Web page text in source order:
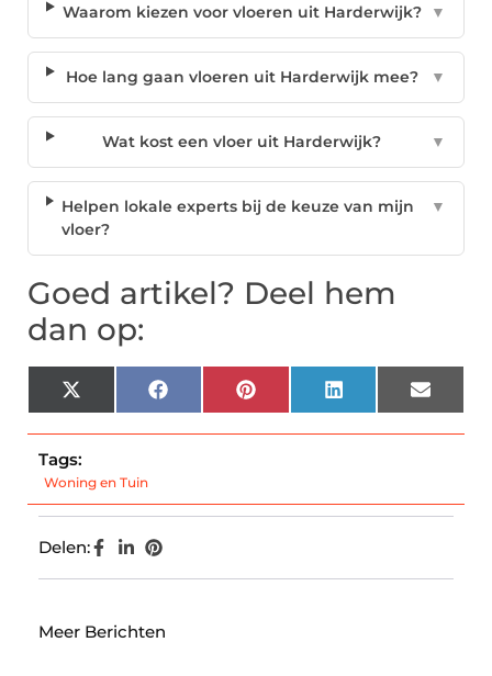
Waarom kiezen voor vloeren uit Harderwijk? ▼
Hoe lang gaan vloeren uit Harderwijk mee? ▼
Wat kost een vloer uit Harderwijk? ▼
Helpen lokale experts bij de keuze van mijn
vloer?
▼
Goed artikel? Deel hem
dan op:
X
(Twitter)
Facebook Pinterest LinkedIn Email
Tags:
Woning en Tuin
Delen:
Meer Berichten